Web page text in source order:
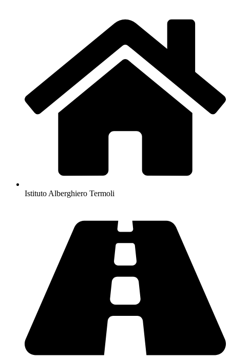
Istituto Alberghiero Termoli